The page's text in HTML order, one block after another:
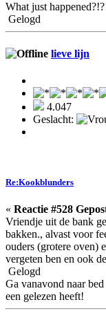
What just
Gelogd
lieve lijn
4.047
Geslacht:
Re:Kookblunders
« Reactie #528
Vriendje uit de bank
bakken., alvast voor
ouders (grotere oven)
vergeten ben en ook
Gelogd
Ga vanavond naar
een gelezen heeft!